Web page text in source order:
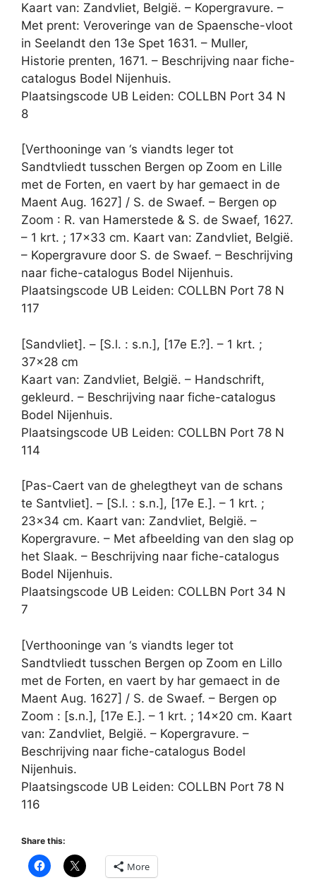
Kaart van: Zandvliet, België. – Kopergravure. –
Met prent: Veroveringe van de Spaensche-vloot
in Seelandt den 13e Spet 1631. – Muller,
Historie prenten, 1671. – Beschrijving naar fiche-
catalogus Bodel Nijenhuis.
Plaatsingscode UB Leiden: COLLBN Port 34 N
8
[Verthooninge van ‘s viandts leger tot
Sandtvliedt tusschen Bergen op Zoom en Lille
met de Forten, en vaert by har gemaect in de
Maent Aug. 1627] / S. de Swaef. – Bergen op
Zoom : R. van Hamerstede & S. de Swaef, 1627.
– 1 krt. ; 17×33 cm. Kaart van: Zandvliet, België.
– Kopergravure door S. de Swaef. – Beschrijving
naar fiche-catalogus Bodel Nijenhuis.
Plaatsingscode UB Leiden: COLLBN Port 78 N
117
[Sandvliet]. – [S.l. : s.n.], [17e E.?]. – 1 krt. ;
37×28 cm
Kaart van: Zandvliet, België. – Handschrift,
gekleurd. – Beschrijving naar fiche-catalogus
Bodel Nijenhuis.
Plaatsingscode UB Leiden: COLLBN Port 78 N
114
[Pas-Caert van de ghelegtheyt van de schans
te Santvliet]. – [S.l. : s.n.], [17e E.]. – 1 krt. ;
23×34 cm. Kaart van: Zandvliet, België. –
Kopergravure. – Met afbeelding van den slag op
het Slaak. – Beschrijving naar fiche-catalogus
Bodel Nijenhuis.
Plaatsingscode UB Leiden: COLLBN Port 34 N
7
[Verthooninge van ‘s viandts leger tot
Sandtvliedt tusschen Bergen op Zoom en Lillo
met de Forten, en vaert by har gemaect in de
Maent Aug. 1627] / S. de Swaef. – Bergen op
Zoom : [s.n.], [17e E.]. – 1 krt. ; 14×20 cm. Kaart
van: Zandvliet, België. – Kopergravure. –
Beschrijving naar fiche-catalogus Bodel
Nijenhuis.
Plaatsingscode UB Leiden: COLLBN Port 78 N
116
Share this:
More